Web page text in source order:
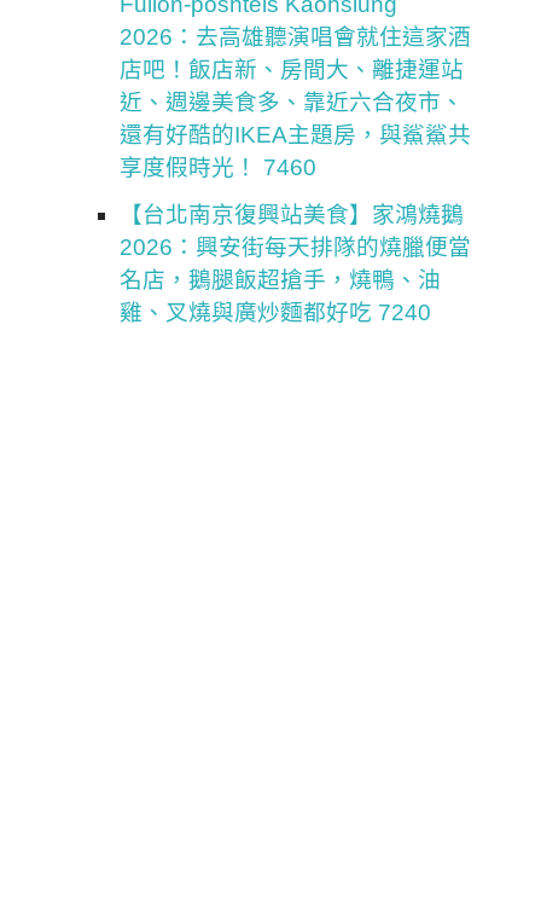
2026：去高雄聽演唱會就住這家酒
店吧！飯店新、房間大、離捷運站
近、週邊美食多、靠近六合夜市、
還有好酷的IKEA主題房，與鯊鯊共
享度假時光！ 7460
【台北南京復興站美食】家鴻燒鵝
2026：興安街每天排隊的燒臘便當
名店，鵝腿飯超搶手，燒鴨、油
雞、叉燒與廣炒麵都好吃 7240